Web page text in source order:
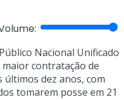
Nacional Unificado
contratação de
dez anos, com
tomarem posse em 21